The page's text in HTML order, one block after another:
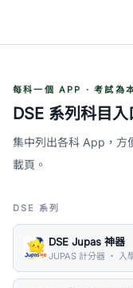
每科一個 APP · 考試為
DSE 系列科目入
集中列出各科 App，方
載頁。
DSE 系列
DSE Jupas 神器
JUPAS 計分器 ・ 入